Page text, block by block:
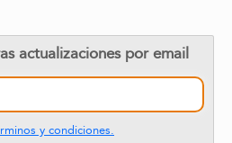
actualizaciones por email
y condiciones.